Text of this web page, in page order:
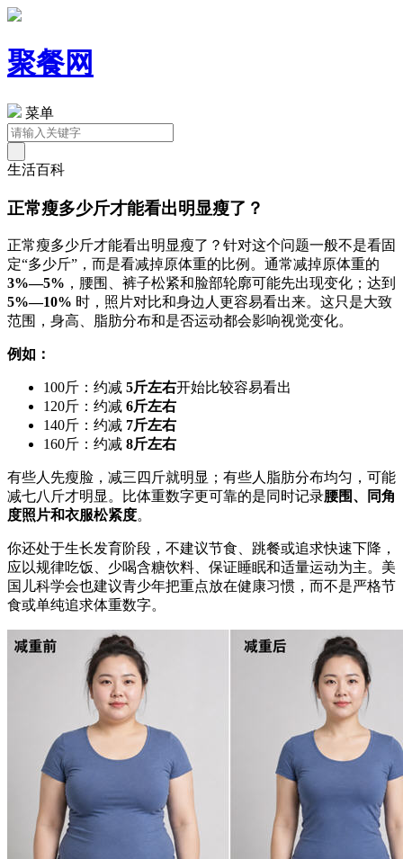
聚餐网
菜单
生活百科
正常瘦多少斤才能看出明显瘦了？
正常瘦多少斤才能看出明显瘦了？针对这个问题一般不是看固
定“多少斤”，而是看减掉原体重的比例。通常减掉原体重的
3%—5% ，腰围、裤子松紧和脸部轮廓可能先出现变化；达到
5%—10% 时，照片对比和身边人更容易看出来。这只是大致
范围，身高、脂肪分布和是否运动都会影响视觉变化。
例如：
100斤：约减 5斤左右开始比较容易看出
120斤：约减 6斤左右
140斤：约减 7斤左右
160斤：约减 8斤左右
有些人先瘦脸，减三四斤就明显；有些人脂肪分布均匀，可能
减七八斤才明显。比体重数字更可靠的是同时记录腰围、同角
度照片和衣服松紧度。
你还处于生长发育阶段，不建议节食、跳餐或追求快速下降，
应以规律吃饭、少喝含糖饮料、保证睡眠和适量运动为主。美
国儿科学会也建议青少年把重点放在健康习惯，而不是严格节
食或单纯追求体重数字。